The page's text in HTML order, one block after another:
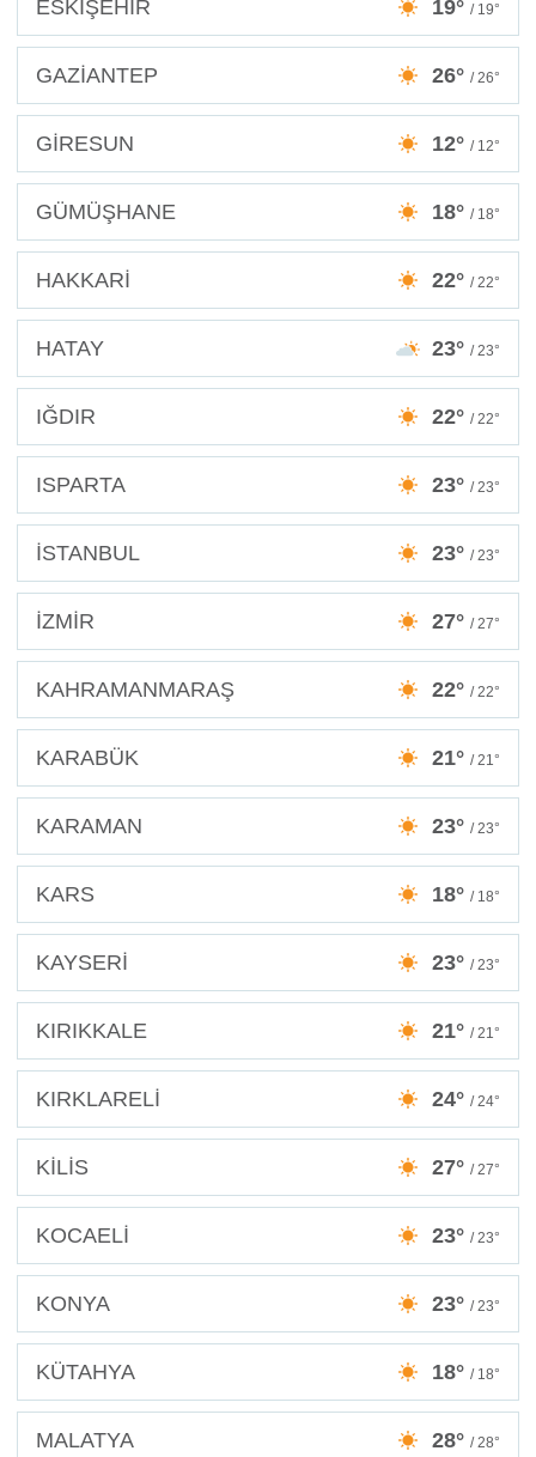
ESKİŞEHİR 19° / 19°
GAZİANTEP 26° / 26°
GİRESUN 12° / 12°
GÜMÜŞHANE 18° / 18°
HAKKARİ 22° / 22°
HATAY 23° / 23°
IĞDIR 22° / 22°
ISPARTA 23° / 23°
İSTANBUL 23° / 23°
İZMİR 27° / 27°
KAHRAMANMARAŞ 22° / 22°
KARABÜK 21° / 21°
KARAMAN 23° / 23°
KARS 18° / 18°
KAYSERİ 23° / 23°
KIRIKKALE 21° / 21°
KIRKLARELİ 24° / 24°
KİLİS 27° / 27°
KOCAELİ 23° / 23°
KONYA 23° / 23°
KÜTAHYA 18° / 18°
MALATYA 28° / 28°